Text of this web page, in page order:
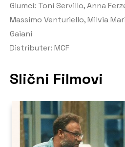
Glumci: Toni Servillo, Anna
Massimo Venturiello, Milvia
Gaiani
Distributer: MCF
Slični Filmovi